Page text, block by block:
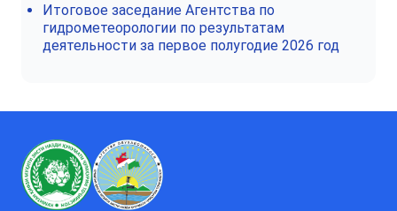
Итоговое заседание Агентства по
гидрометеорологии по результатам
деятельности за первое полугодие 2026 год